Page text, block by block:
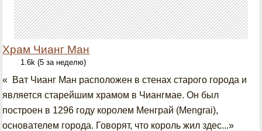
Храм Чианг Ман
1.6k (5 за неделю)
« Ват Чианг Ман расположен в стенах старого города и
является старейшим храмом в Чиангмае. Он был
построен в 1296 году королем Менграй (Mengrai),
основателем города. Говорят, что король жил здес...»